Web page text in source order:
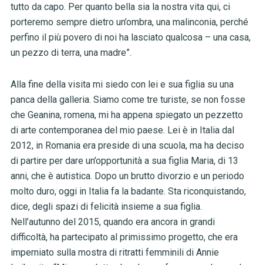
tutto da capo. Per quanto bella sia la nostra vita qui, ci
porteremo sempre dietro un’ombra, una malinconia, perché
perfino il più povero di noi ha lasciato qualcosa – una casa,
un pezzo di terra, una madre”.
Alla fine della visita mi siedo con lei e sua figlia su una
panca della galleria. Siamo come tre turiste, se non fosse
che Geanina, romena, mi ha appena spiegato un pezzetto
di arte contemporanea del mio paese. Lei è in Italia dal
2012, in Romania era preside di una scuola, ma ha deciso
di partire per dare un’opportunità a sua figlia Maria, di 13
anni, che è autistica. Dopo un brutto divorzio e un periodo
molto duro, oggi in Italia fa la badante. Sta riconquistando,
dice, degli spazi di felicità insieme a sua figlia.
Nell’autunno del 2015, quando era ancora in grandi
difficoltà, ha partecipato al primissimo progetto, che era
imperniato sulla mostra di ritratti femminili di Annie